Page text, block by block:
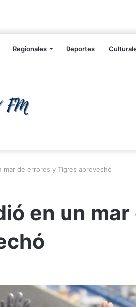
Regionales Deportes
mar de errores y Tigres aprovechó
en un